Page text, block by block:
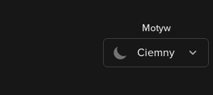
Motyw
Ciemny